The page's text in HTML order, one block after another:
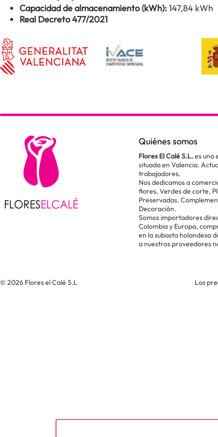
Capacidad de almacenamiento (kWh):147,84 kWh
Real Decreto 477/2021
Quiénes somos
Flores El Calé S.L.es una
situada en Valencia.
trabajadores.
Nos dedicamos a
flores, Verdes de corte,
Preservadas.
Decoración.
Somos importadores
Colombia y Europa,
en la subasta holandesa
a nuestros proveedores
© 2026 Flores el Calé S.L Los